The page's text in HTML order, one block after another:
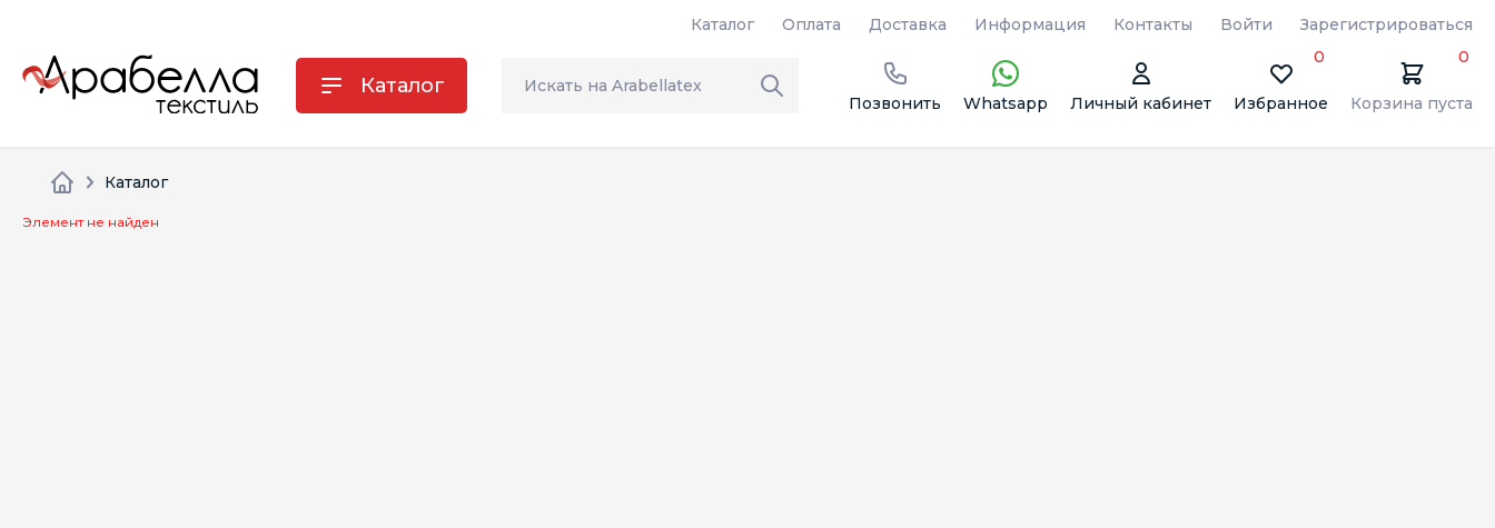
Каталог Оплата Доставка Информация Контакты Войти Зарегистрироваться
Каталог
Позвонить Whatsapp Личный кабинет Избранное
0
Корзина пуста
0
Каталог
Элемент не найден